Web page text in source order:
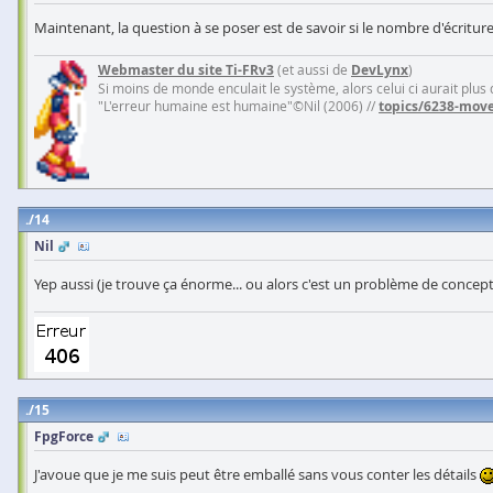
Maintenant, la question à se poser est de savoir si le nombre
Webmaster du site Ti-FRv3(et aussi de DevLynx)
Si moins de monde enculait le système, alors celui ci aurait
"L'erreur humaine est humaine"©Nil (2006) //topics/6238-
14
Nil
Yep aussi (je trouve ça énorme... ou alors c'est un problème de
15
FpgForce
J'avoue que je me suis peut être emballé sans vous conter les détails